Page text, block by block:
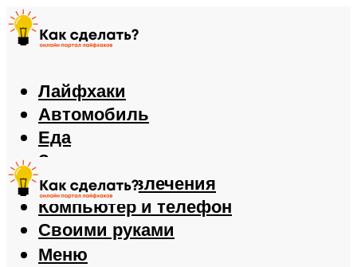
Лайфхаки
Автомобиль
Еда
Здоровье
Игры и развлечения
Компьютер и телефон
Своими руками
Меню